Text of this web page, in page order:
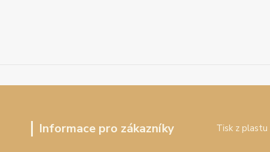
Informace pro zákazníky Tisk z plastu